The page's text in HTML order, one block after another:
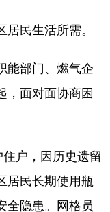
民生活所需。
部门、燃气企
，面对面协商困
户，因历史遗留
居民长期使用瓶
全隐患。网格员